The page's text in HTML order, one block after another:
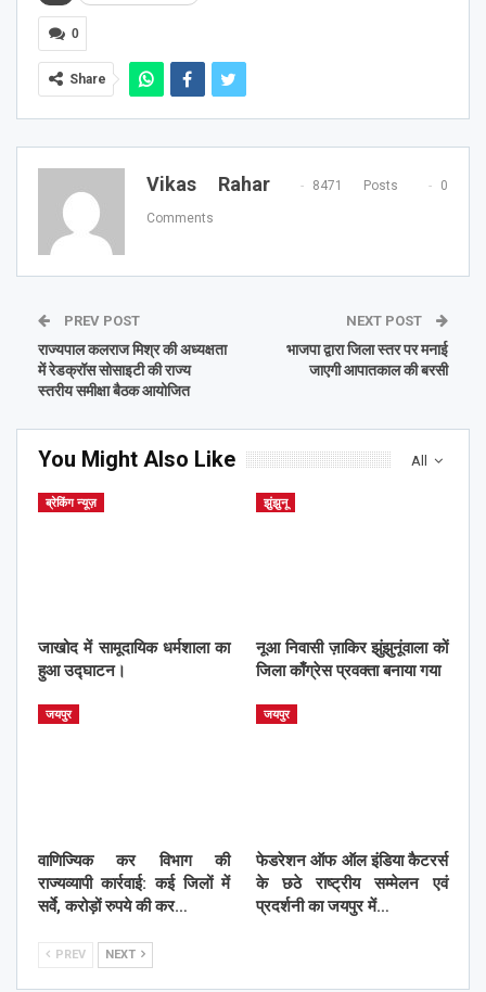
0
Share
Vikas Rahar 8471 Posts 0
Comments
PREV POST
राज्यपाल कलराज मिश्र की अध्यक्षता
में रेडक्रॉस सोसाइटी की राज्य
स्तरीय समीक्षा बैठक आयोजित
NEXT POST
भाजपा द्वारा जिला स्तर पर मनाई
जाएगी आपातकाल की बरसी
All
You Might Also Like
ब्रेकिंग न्यूज़
जाखोद में सामूदायिक धर्मशाला का
हुआ उद्घाटन।
झुंझुनू
नूआ निवासी ज़ाकिर झुंझुनूंवाला कों
जिला काँग्रेस प्रवक्ता बनाया गया
जयपुर
वाणिज्यिक कर विभाग की
राज्यव्यापी कार्रवाई: कई जिलों में
सर्वे, करोड़ों रुपये की कर…
जयपुर
फेडरेशन ऑफ ऑल इंडिया कैटरर्स
के छठे राष्ट्रीय सम्मेलन एवं
प्रदर्शनी का जयपुर में…
PREV NEXT